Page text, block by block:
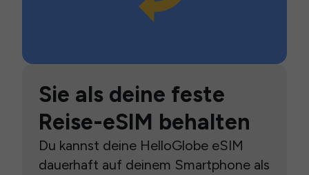
Sie als deine feste
Reise-eSIM behalten
Du kannst deine HelloGlobe eSIM
dauerhaft auf deinem Smartphone als